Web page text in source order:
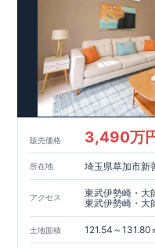
将来、間仕切
室として使える可変型の
家計にやさしい住宅性能
長期優良住宅
住宅ローン控除額の優遇、
面でのメリットが受けら
耐震等級３＋制震ダンパ
太陽光発電 標準搭載
自家消費分は月額サービス
を含めお客様に帰属します
現地のご案内・資料請求 受
■完成済みにつき、
販売価格 3,490万
所在地 埼玉県草加市新
アクセス
東武伊勢崎・大
東武伊勢崎・大
土地面積 121.54～131.80